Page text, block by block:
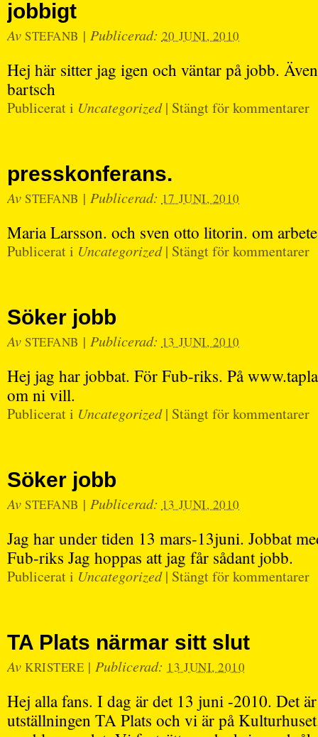
jobbigt
Av STEFANB | Publicerad: 20 JUNI, 2010
Hej här sitter jag igen och väntar på jobb.
bartsch
Publicerat i Uncategorized | Stängt för kommentarer
presskonferans.
Av STEFANB | Publicerad: 17 JUNI, 2010
Maria Larsson. och sven otto litorin. om
Publicerat i Uncategorized | Stängt för kommentarer
Söker jobb
Av STEFANB | Publicerad: 13 JUNI, 2010
Hej jag har jobbat. För Fub-riks. På
om ni vill.
Publicerat i Uncategorized | Stängt för kommentarer
Söker jobb
Av STEFANB | Publicerad: 13 JUNI, 2010
Jag har under tiden 13 mars-13juni. Jobbat
Fub-riks Jag hoppas att jag får sådant jobb.
Publicerat i Uncategorized | Stängt för kommentarer
TA Plats närmar sitt slut
Av KRISTERE | Publicerad: 13 JUNI, 2010
Hej alla fans. I dag är det 13 juni -2010. Det
utställningen TA Plats och vi är på